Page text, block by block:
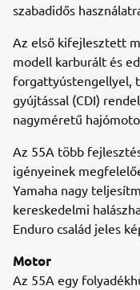
szabadidős
Az első kifejlesztett
modell karburált és
forgattyústengellyel,
gyújtással (CDI)
nagyméretű
Az 55A több
igényeinek
Yamaha nagy
kereskedelmi
Enduro család jeles
Motor
Az 55A egy